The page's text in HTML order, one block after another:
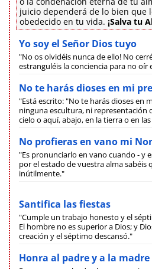
juicio dependerá de lo bien que
obedecido en tu vida. ¡Salva tu
Yo soy el Señor Dios tuyo
"No os olvidéis nunca de ello! No
estranguléis la conciencia para no oír
No te harás dioses en mi
"Está escrito: "No te harás dioses en
ninguna escultura, ni representación
cielo o aquí, abajo, en la tierra o en
No profieras en vano mi
"Es pronunciarlo en vano cuando - y
por el estado de vuestra alma sabéis
inútilmente."
Santifica las fiestas
"Cumple un trabajo honesto y el
El hombre no es superior a Dios; y
creación y el séptimo descansó."
Honra al padre y a la madre